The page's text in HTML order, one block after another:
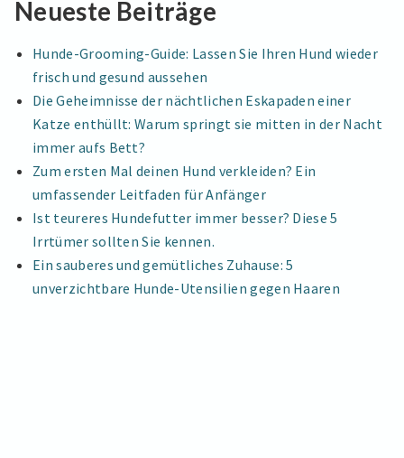
&
Anwendung
von
Hundebürsten
A
ON H
Neueste Beiträge
Hunde-Grooming-Guide: Lassen Sie Ihren Hund wieder
frisch und gesund aussehen
Die Geheimnisse der nächtlichen Eskapaden einer
Katze enthüllt: Warum springt sie mitten in der Nacht
immer aufs Bett?
Zum ersten Mal deinen Hund verkleiden? Ein
umfassender Leitfaden für Anfänger
Ist teureres Hundefutter immer besser? Diese 5
Irrtümer sollten Sie kennen.
Ein sauberes und gemütliches Zuhause: 5
unverzichtbare Hunde-Utensilien gegen Haaren